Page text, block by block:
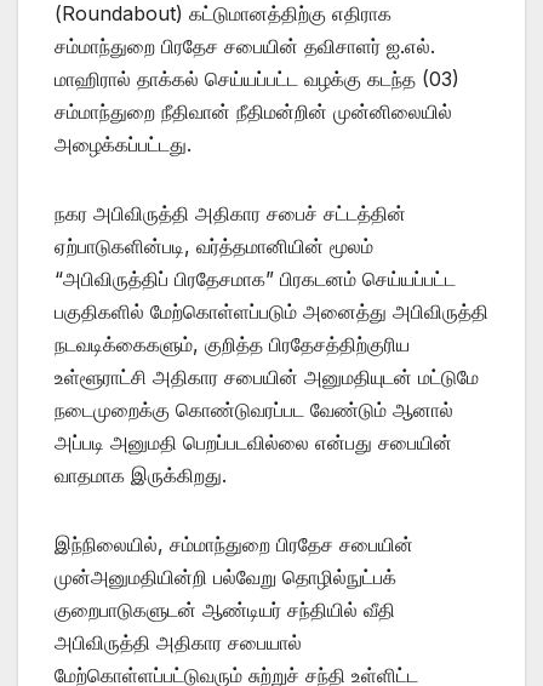
(Roundabout) கட்டுமானத்திற்கு எதிராக
சம்மாந்துறை பிரதேச சபையின் தவிசாளர் ஐ.எல்.
மாஹிரால் தாக்கல் செய்யப்பட்ட வழக்கு கடந்த (03)
சம்மாந்துறை நீதிவான் நீதிமன்றின் முன்னிலையில்
அழைக்கப்பட்டது.
நகர அபிவிருத்தி அதிகார சபைச் சட்டத்தின்
ஏற்பாடுகளின்படி, வர்த்தமானியின் மூலம்
“அபிவிருத்திப் பிரதேசமாக” பிரகடனம் செய்யப்பட்ட
பகுதிகளில் மேற்கொள்ளப்படும் அனைத்து அபிவிருத்தி
நடவடிக்கைகளும், குறித்த பிரதேசத்திற்குரிய
உள்ளூராட்சி அதிகார சபையின் அனுமதியுடன் மட்டுமே
நடைமுறைக்கு கொண்டுவரப்பட வேண்டும் ஆனால்
அப்படி அனுமதி பெறப்படவில்லை என்பது சபையின்
வாதமாக இருக்கிறது.
இந்நிலையில், சம்மாந்துறை பிரதேச சபையின்
முன்அனுமதியின்றி பல்வேறு தொழில்நுட்பக்
குறைபாடுகளுடன் ஆண்டியர் சந்தியில் வீதி
அபிவிருத்தி அதிகார சபையால்
மேற்கொள்ளப்பட்டுவரும் சுற்றுச் சந்தி உள்ளிட்ட